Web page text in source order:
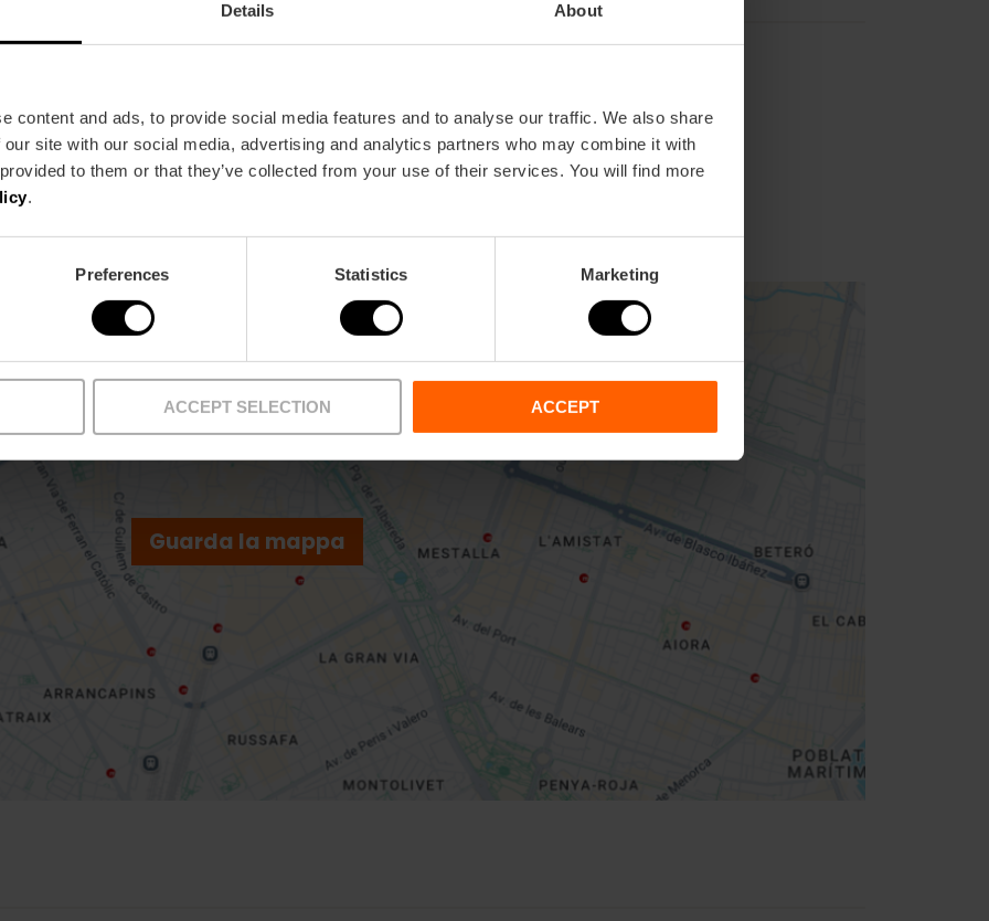
Details About
content and ads, to provide social media features and to analyse our traffic. We also share
site with our social media, advertising and analytics partners who may combine it with
to them or that they’ve collected from your use of their services. You will find more
.
Preferences Statistics Marketing
ACCEPT SELECTION ACCEPT
Metro
L3,L5, L9, L10
Bus
6,14, 19,35,92,93,C2,C3
València
Guarda la mappa